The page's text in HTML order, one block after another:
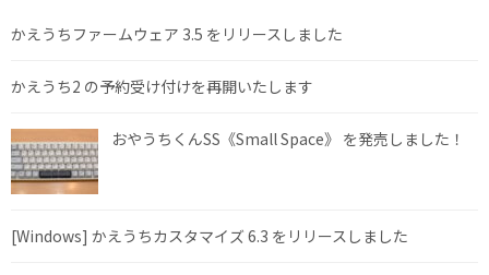
かえうちファームウェア 3.5 をリリースしました
かえうち2 の予約受け付けを再開いたします
おやうちくんSS《Small Space》 を発売しました！
[Windows] かえうちカスタマイズ 6.3 をリリースしました